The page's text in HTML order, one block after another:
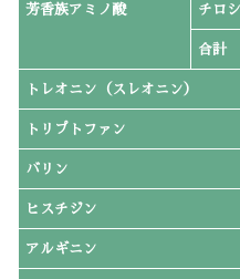
芳香族アミノ酸 チロ
合計
トレオニン（スレオニン）
トリプトファン
バリン
ヒスチジン
アルギニン